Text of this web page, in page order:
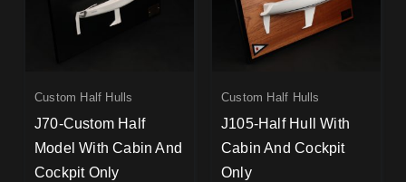
Custom Half Hulls
J70-Custom Half
Model With Cabin And
Cockpit Only
Custom Half Hulls
J105-Half Hull With
Cabin And Cockpit
Only